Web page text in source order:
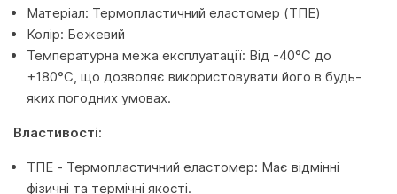
Матеріал: Термопластичний еластомер (ТПЕ)
Колір: Бежевий
Температурна межа експлуатації: Від -40°C до
+180°C, що дозволяє використовувати його в будь-
яких погодних умовах.
Властивості:
ТПЕ - Термопластичний еластомер: Має відмінні
фізичні та термічні якості.